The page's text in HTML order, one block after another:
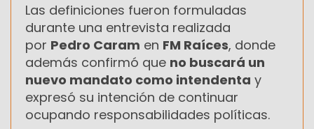
Las definiciones fueron formuladas
durante una entrevista realizada
por Pedro Caram en FM Raíces, donde
además confirmó que no buscará un
nuevo mandato como intendenta y
expresó su intención de continuar
ocupando responsabilidades políticas.